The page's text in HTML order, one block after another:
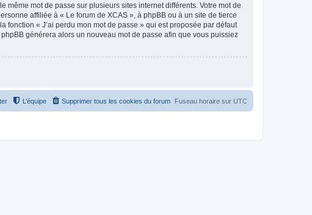
même mot de passe sur plusieurs sites internet différents. Votre mot de
affiliée à « Le forum de XCAS », à phpBB ou à un site de tierce
« J’ai perdu mon mot de passe » qui est proposée par défaut
générera alors un nouveau mot de passe afin que vous puissiez
Fuseau horaire sur UTC
Supprimer tous les cookies du forum
L’équipe